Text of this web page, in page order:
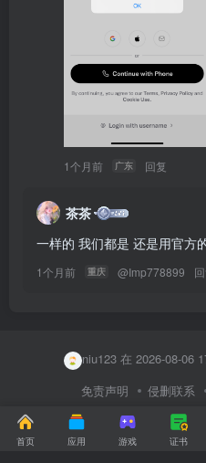
1个月前 广东 回复
茶茶
一样的 我们都是 还是用官方
1个月前 重庆 @Imp778899
niu123 在 2026-08-06
user92193294 在
yan123 在 2026-08-06
dhdism 在 2026-08-06
免责声明 侵删联系
Copyright © 2023
蒙ICP备
首页 应用 游戏 证书